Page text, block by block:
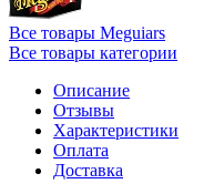
Все товары Meguiars
Все товары категории
Описание
Отзывы
Характеристики
Оплата
Доставка